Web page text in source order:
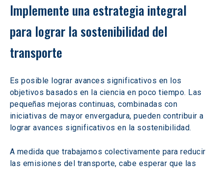
Implemente una estrategia integral
para lograr la sostenibilidad del
transporte
Es posible lograr avances significativos en los
objetivos basados en la ciencia en poco tiempo. Las
pequeñas mejoras continuas, combinadas con
iniciativas de mayor envergadura, pueden contribuir a
lograr avances significativos en la sostenibilidad.
A medida que trabajamos colectivamente para reducir
las emisiones del transporte, cabe esperar que las